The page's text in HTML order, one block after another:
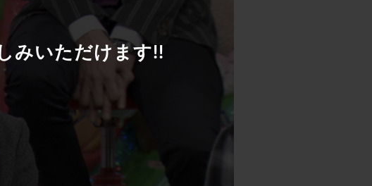
みいただけます!!